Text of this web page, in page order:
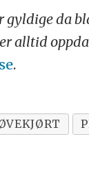
gyldige da
alltid
.